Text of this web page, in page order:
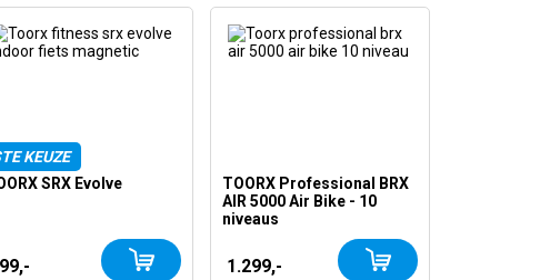
KEUZE
SRX Evolve
TOORX Professional BRX
AIR 5000 Air Bike - 10
niveaus
1.299,-